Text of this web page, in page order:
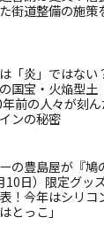
街道整備の施策
「炎」ではない
国宝・火焔型土
前の人々が刻
ンの秘密
の豊島屋が『鳩
10日）限定グッ
！今年はシリコ
とっこ」